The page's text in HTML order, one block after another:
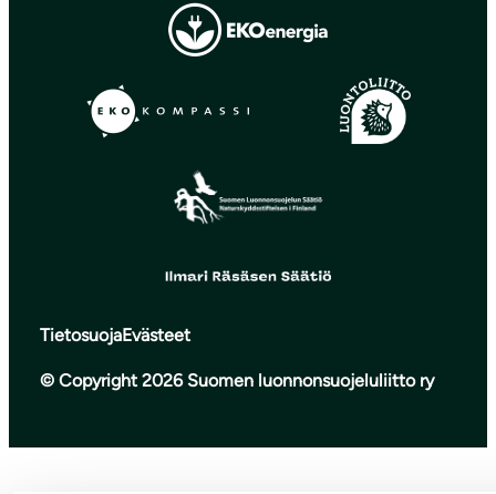
TietosuojaEvästeet
© Copyright 2026 Suomen luonnonsuojeluliitto ry